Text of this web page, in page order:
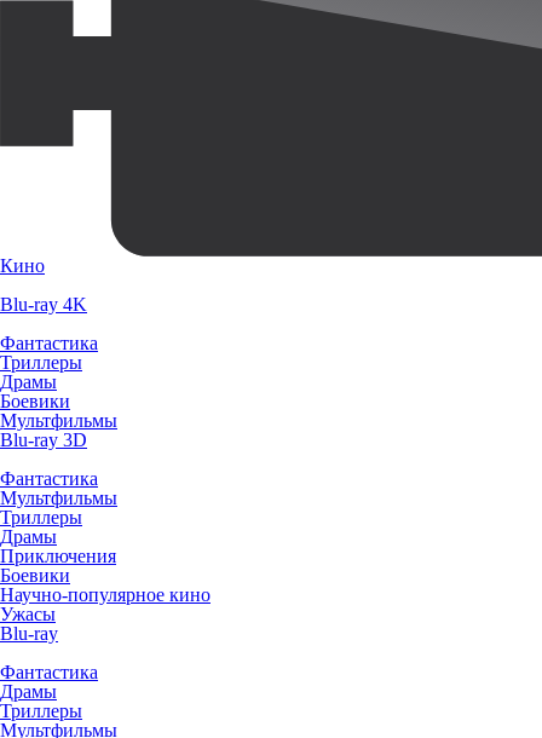
Кино
Blu-ray 4K
Фантастика
Триллеры
Драмы
Боевики
Мультфильмы
Blu-ray 3D
Фантастика
Мультфильмы
Триллеры
Драмы
Приключения
Боевики
Научно-популярное кино
Ужасы
Blu-ray
Фантастика
Драмы
Триллеры
Мультфильмы